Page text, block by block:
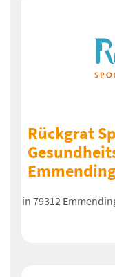
Rückgrat
in 79312